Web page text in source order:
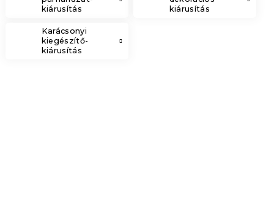
kiárusítás
kiárusítás
Karácsonyi
kiegészítő-
kiárusítás